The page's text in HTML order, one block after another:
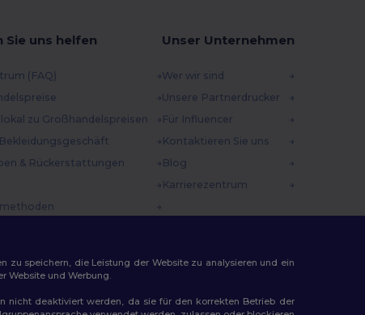
Sie uns helfen
(FAQ)
zu Großhandelspreisen
& Rückerstattungen
Unser Unternehmen
Wer wir sind
Unsere Partnerdrucker
Für Influencer
Kontaktieren Sie uns
Blog
Karrierezentrum
zu speichern, die Leistung der Website zu analysieren und ein
Website und Werbung.
nicht deaktiviert werden, da sie für den korrekten Betrieb der